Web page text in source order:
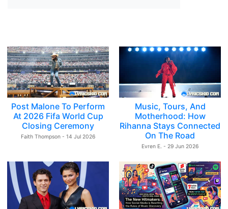
Post Malone To Perform
At 2026 Fifa World Cup
Closing Ceremony
Faith Thompson - 14 Jul 2026
Music, Tours, And
Motherhood: How
Rihanna Stays Connected
On The Road
Evren E. - 29 Jun 2026